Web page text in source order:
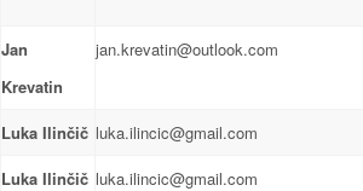
Jan
Krevatin
jan.krevatin@outlook.com
Luka Ilinčič luka.ilincic@gmail.com
Luka Ilinčič luka.ilincic@gmail.com